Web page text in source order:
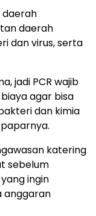
daerah
daerah
dan virus, serta
jadi PCR wajib
agar bisa
dan kimia
katering
sebelum
ingin
anggaran